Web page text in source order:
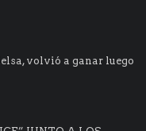
volvió a ganar luego